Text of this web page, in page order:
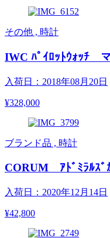
その他 , 時計
IWC ﾊﾟｲﾛｯﾄｳｫｯﾁ
入荷日：2018年08月20日
¥328,000
ブランド品 , 時計
CORUM ｱﾄﾞﾐﾗﾙｽﾞ
入荷日：2020年12月14日
¥42,800